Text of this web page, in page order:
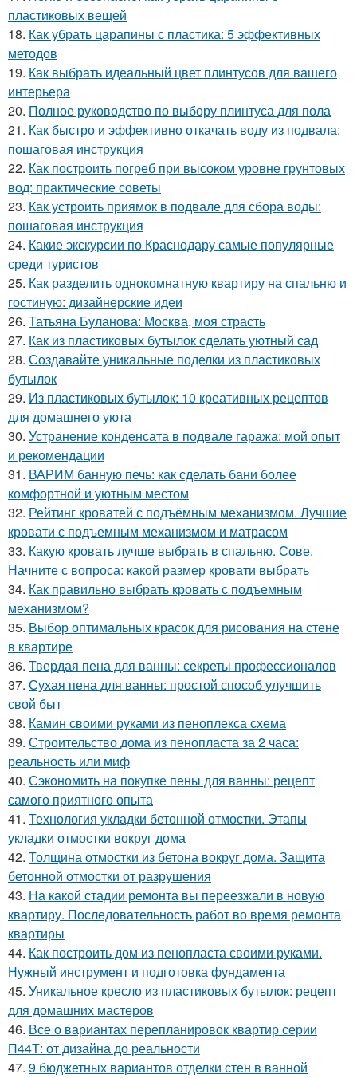
пластиковых вещей
18. Как убрать царапины с пластика: 5 эффективных
методов
19. Как выбрать идеальный цвет плинтусов для вашего
интерьера
20. Полное руководство по выбору плинтуса для пола
21. Как быстро и эффективно откачать воду из подвала:
пошаговая инструкция
22. Как построить погреб при высоком уровне грунтовых
вод: практические советы
23. Как устроить приямок в подвале для сбора воды:
пошаговая инструкция
24. Какие экскурсии по Краснодару самые популярные
среди туристов
25. Как разделить однокомнатную квартиру на спальню и
гостиную: дизайнерские идеи
26. Татьяна Буланова: Москва, моя страсть
27. Как из пластиковых бутылок сделать уютный сад
28. Создавайте уникальные поделки из пластиковых
бутылок
29. Из пластиковых бутылок: 10 креативных рецептов
для домашнего уюта
30. Устранение конденсата в подвале гаража: мой опыт
и рекомендации
31. ВАРИМ банную печь: как сделать бани более
комфортной и уютным местом
32. Рейтинг кроватей с подъёмным механизмом. Лучшие
кровати с подъемным механизмом и матрасом
33. Какую кровать лучше выбрать в спальню. Сове.
Начните с вопроса: какой размер кровати выбрать
34. Как правильно выбрать кровать с подъемным
механизмом?
35. Выбор оптимальных красок для рисования на стене
в квартире
36. Твердая пена для ванны: секреты профессионалов
37. Сухая пена для ванны: простой способ улучшить
свой быт
38. Камин своими руками из пеноплекса схема
39. Строительство дома из пенопласта за 2 часа:
реальность или миф
40. Сэкономить на покупке пены для ванны: рецепт
самого приятного опыта
41. Технология укладки бетонной отмостки. Этапы
укладки отмостки вокруг дома
42. Толщина отмостки из бетона вокруг дома. Защита
бетонной отмостки от разрушения
43. На какой стадии ремонта вы переезжали в новую
квартиру. Последовательность работ во время ремонта
квартиры
44. Как построить дом из пенопласта своими руками.
Нужный инструмент и подготовка фундамента
45. Уникальное кресло из пластиковых бутылок: рецепт
для домашних мастеров
46. Все о вариантах перепланировок квартир серии
П44Т: от дизайна до реальности
47. 9 бюджетных вариантов отделки стен в ванной